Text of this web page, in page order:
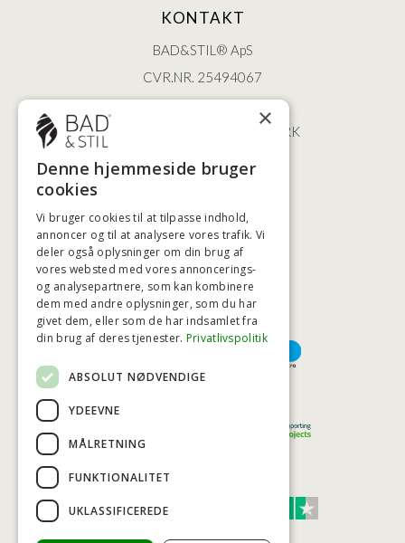
KONTAKT
BAD&STIL® ApS
CVR.NR. 25494067
ØSTERBROGADE 202
2100 KØBENHAVN • DANMARK
+45 3920 5084
HØJESTE KREDITVÆRDIGHED
BETALINGSMULIGHEDER
TRUST SCORE 4,7
×
Denne hjemmeside bruger
cookies
Vi bruger cookies til at tilpasse indhold,
annoncer og til at analysere vores trafik. Vi
deler også oplysninger om din brug af
vores websted med vores annoncerings-
og analysepartnere, som kan kombinere
dem med andre oplysninger, som du har
givet dem, eller som de har indsamlet fra
din brug af deres tjenester. Privatlivspolitik
ABSOLUT NØDVENDIGE
YDEEVNE
MÅLRETNING
FUNKTIONALITET
UKLASSIFICEREDE